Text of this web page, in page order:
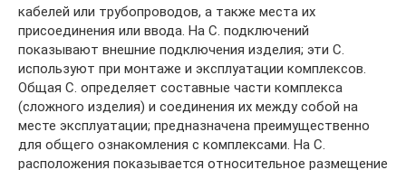
кабелей или трубопроводов, а также места их
присоединения или ввода. На С. подключений
показывают внешние подключения изделия; эти С.
используют при монтаже и эксплуатации комплексов.
Общая С. определяет составные части комплекса
(сложного изделия) и соединения их между собой на
месте эксплуатации; предназначена преимущественно
для общего ознакомления с комплексами. На С.
расположения показывается относительное размещение